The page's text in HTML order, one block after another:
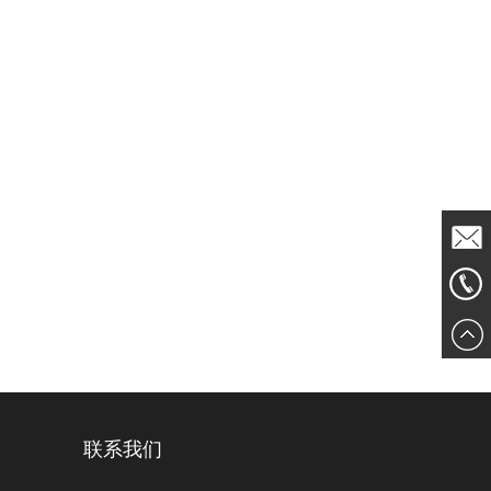
联系我们
发送邮
件